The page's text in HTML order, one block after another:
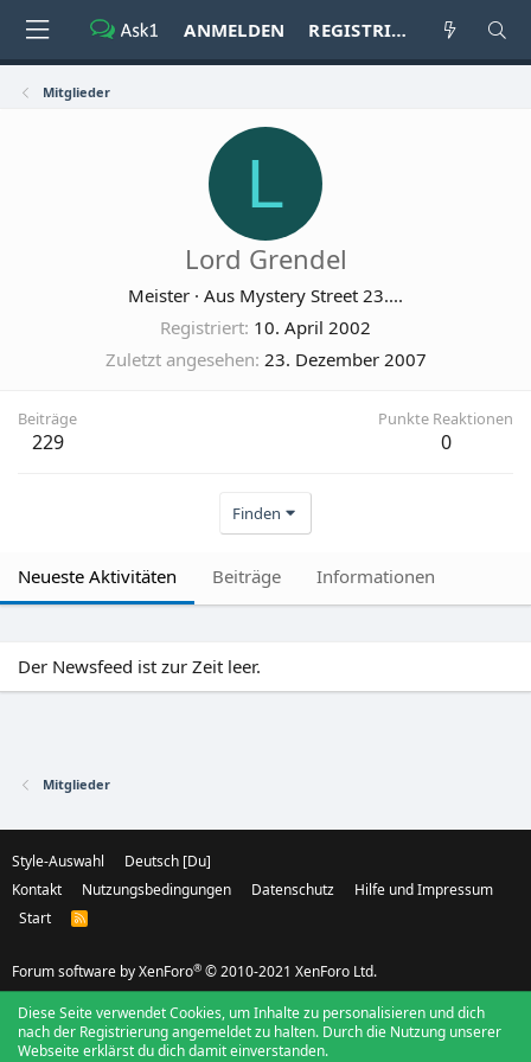
ANMELDEN REGISTRIEREN
Mitglieder
L
Lord Grendel
Meister · Aus Mystery Street 23....
Registriert 10. April 2002
Zuletzt angesehen 23. Dezember 2007
Beiträge
229
Punkte Reaktionen
0
Finden
Neueste Aktivitäten Beiträge Informationen
Der Newsfeed ist zur Zeit leer.
Mitglieder
Style-Auswahl
Deutsch [Du]
Kontakt
Nutzungsbedingungen Datenschutz
Hilfe und Impressum
Start
R
S
Forum software by XenForo® © 2010-2021 XenForo Ltd.
Diese Seite verwendet Cookies, um Inhalte zu personalisieren und dich
nach der Registrierung angemeldet zu halten. Durch die Nutzung unserer
Webseite erklärst du dich damit einverstanden.